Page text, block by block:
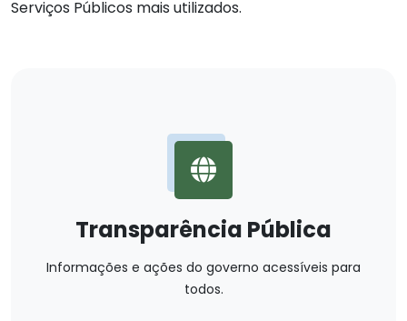
Serviços Públicos mais utilizados.
Transparência Pública
Informações e ações do governo acessíveis para
todos.